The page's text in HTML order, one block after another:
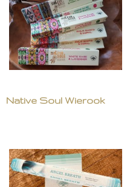
Native Soul Wierook